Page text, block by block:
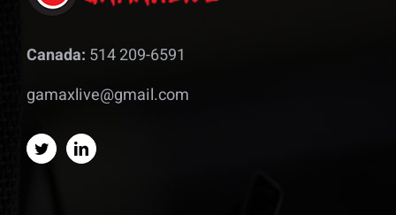
Canada: 514 209-6591
gamaxlive@gmail.com